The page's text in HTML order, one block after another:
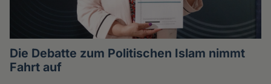
Die Debatte zum Politischen Islam nimmt
Fahrt auf